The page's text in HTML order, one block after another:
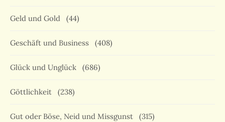
Geld und Gold (44)
Geschäft und Business (408)
Glück und Unglück (686)
Göttlichkeit (238)
Gut oder Böse, Neid und Missgunst (315)